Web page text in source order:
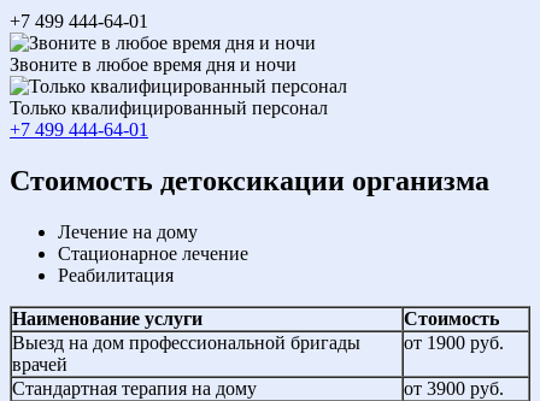
+7 499 444-64-01
Звоните в любое время дня и ночи
Только квалифицированный персонал
+7 499 444-64-01
Cтоимость детоксикации организма
Лечение на дому
Стационарное лечение
Реабилитация
Наименование услуги
Стоимость
Выезд на дом профессиональной бригады
врачей
от 1900 руб.
Стандартная терапия на дому
от 3900 руб.